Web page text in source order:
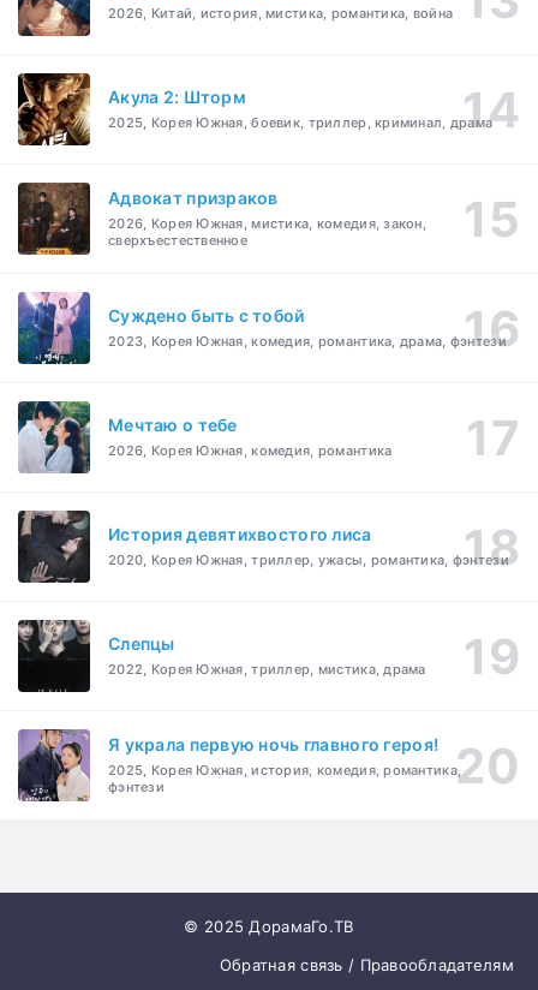
2026, Китай, история, мистика, романтика, война
Акула 2: Шторм
2025, Корея Южная, боевик, триллер, криминал, драма
Адвокат призраков
2026, Корея Южная, мистика, комедия, закон,
сверхъестественное
Суждено быть с тобой
2023, Корея Южная, комедия, романтика, драма, фэнтези
Мечтаю о тебе
2026, Корея Южная, комедия, романтика
История девятихвостого лиса
2020, Корея Южная, триллер, ужасы, романтика, фэнтези
Слепцы
2022, Корея Южная, триллер, мистика, драма
Я украла первую ночь главного героя!
2025, Корея Южная, история, комедия, романтика,
фэнтези
© 2025 ДорамаГо.ТВ
Обратная связь / Правообладателям